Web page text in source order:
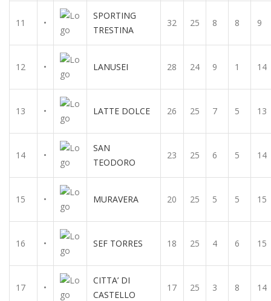
11 •
SPORTING
TRESTINA
32 25 8 8 9
12 • LANUSEI 28 24 9 1 14
13 • LATTE DOLCE 26 25 7 5 13
14 •
SAN
TEODORO
23 25 6 5 14
15 • MURAVERA 20 25 5 5 15
16 • SEF TORRES 18 25 4 6 15
17 •
CITTA’ DI
CASTELLO
17 25 3 8 14